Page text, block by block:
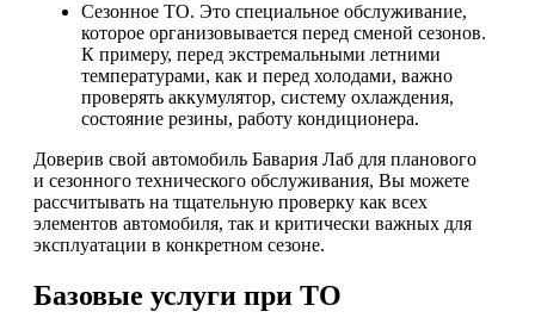
Сезонное ТО. Это специальное обслуживание,
которое организовывается перед сменой сезонов.
К примеру, перед экстремальными летними
температурами, как и перед холодами, важно
проверять аккумулятор, систему охлаждения,
состояние резины, работу кондиционера.
Доверив свой автомобиль Бавария Лаб для планового
и сезонного технического обслуживания, Вы можете
рассчитывать на тщательную проверку как всех
элементов автомобиля, так и критически важных для
эксплуатации в конкретном сезоне.
Базовые услуги при ТО